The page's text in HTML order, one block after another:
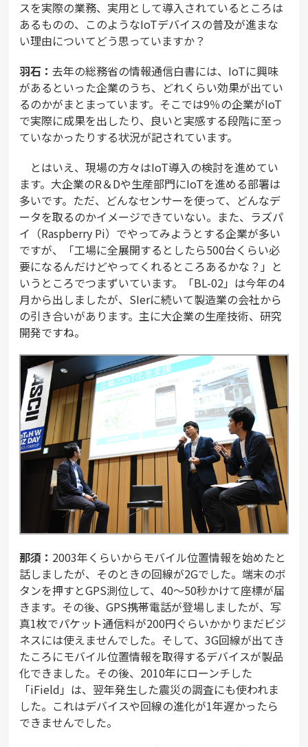
スを実際の業務、実用として導入されているところは
あるものの、このようなIoTデバイスの普及が進まな
い理由についてどう思っていますか？
羽石：去年の総務省の情報通信白書には、IoTに興味
があるといった企業のうち、どれくらい効果が出てい
るのかがまとまっています。そこでは9％の企業がIoT
で実際に成果を出したり、良いと実感する段階に至っ
ていなかったりする状況が記されています。
とはいえ、現場の方々はIoT導入の検討を進めてい
ます。大企業のR＆Dや生産部門にIoTを進める部署は
多いです。ただ、どんなセンサーを使って、どんなデ
ータを取るのかイメージできていない。また、ラズパ
イ（Raspberry Pi）でやってみようとする企業が多い
ですが、「工場に全展開するとしたら500台くらい必
要になるんだけどやってくれるところあるかな？」と
いうところでつまずいています。「BL-02」は今年の4
月から出しましたが、SIerに続いて製造業の会社から
の引き合いがあります。主に大企業の生産技術、研究
開発ですね。
那須： 2003年くらいからモバイル位置情報を始めたと
話しましたが、そのときの回線が2Gでした。端末のボ
タンを押すとGPS測位して、40～50秒かけて座標が届
きます。その後、GPS携帯電話が登場しましたが、写
真1枚でパケット通信料が200円ぐらいかかりまだビジ
ネスには使えませんでした。そして、3G回線が出てき
たころにモバイル位置情報を取得するデバイスが製品
化できました。その後、2010年にローンチした
「iField」は、翌年発生した震災の調査にも使われま
した。これはデバイスや回線の進化が1年遅かったら
できませんでした。